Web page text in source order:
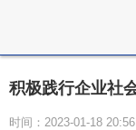
积极践行企业社
时间：2023-01-18